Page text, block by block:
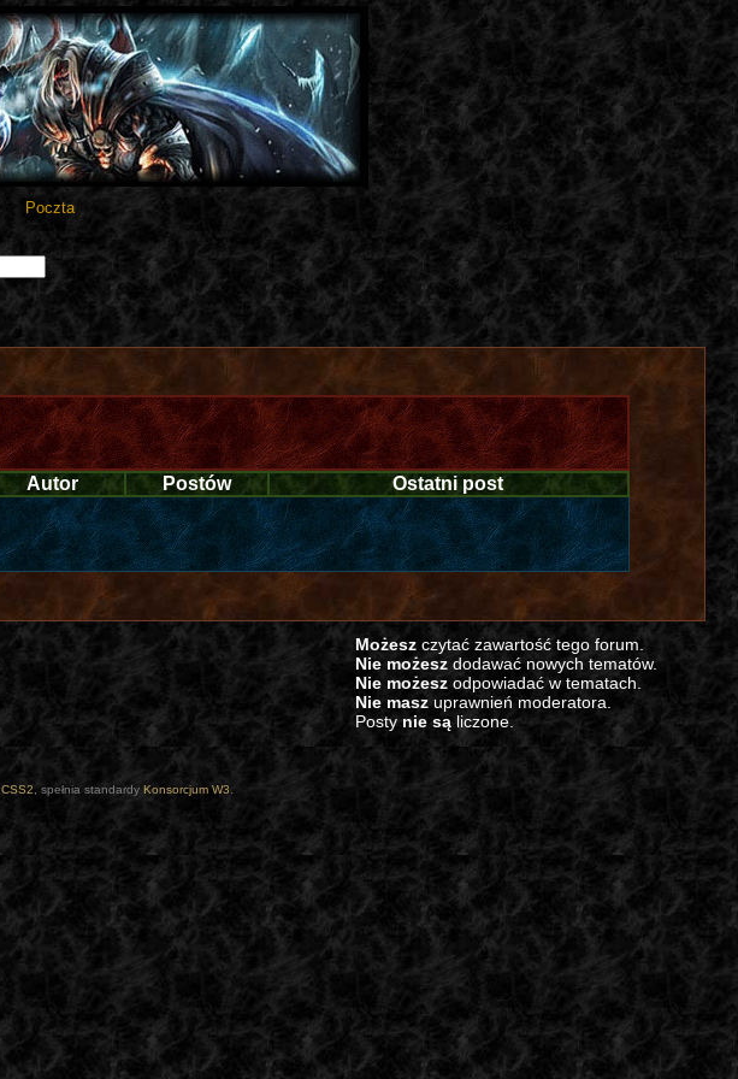
Poczta
Autor Postów Ostatni post
Możesz czytać zawartość tego forum.
Nie możesz dodawać nowych tematów.
Nie możesz odpowiadać w tematach.
Nie masz uprawnień moderatora.
Postynie są liczone.
CSS2 , spełnia standardy Konsorcjum W3